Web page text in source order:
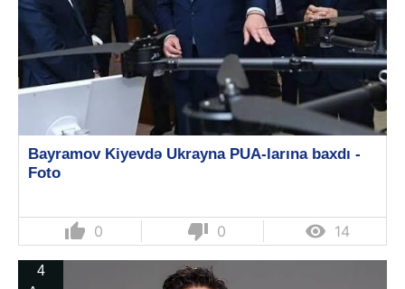
Bayramov Kiyevdə Ukrayna PUA-larına baxdı -
Foto
thumb_up 0 thumb_down 0  14
4